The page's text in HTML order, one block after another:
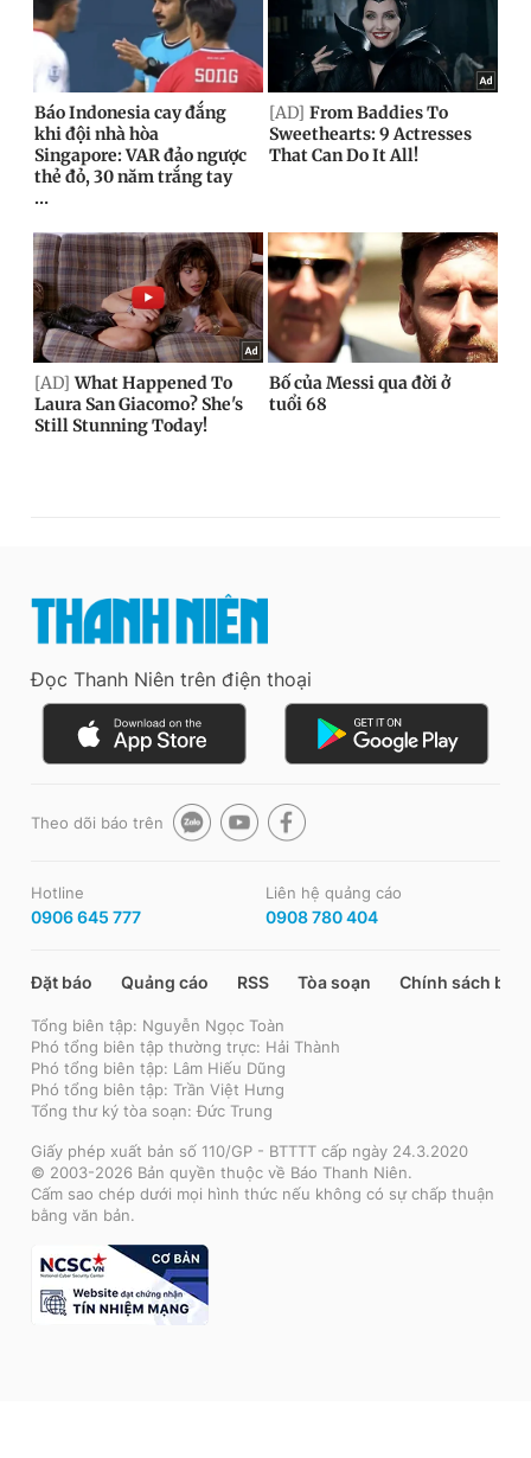
Đọc Thanh Niên trên điện thoại
Theo dõi báo trên
Hotline
0906 645 777
Liên hệ quảng cáo
0908 780 404
Đặt báo Quảng cáo RSS Tòa soạn Chính sách bảo
Tổng biên tập: Nguyễn Ngọc Toàn
Phó tổng biên tập thường trực: Hải Thành
Phó tổng biên tập: Lâm Hiếu Dũng
Phó tổng biên tập: Trần Việt Hưng
Tổng thư ký tòa soạn: Đức Trung
Giấy phép xuất bản số 110/GP - BTTTT cấp ngày 24.3.2020
© 2003-2026 Bản quyền thuộc về Báo Thanh Niên.
Cấm sao chép dưới mọi hình thức nếu không có sự chấp thuận
bằng văn bản.